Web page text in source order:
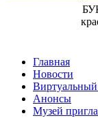
Главная
Новости
Виртуальный
Анонсы
Музей